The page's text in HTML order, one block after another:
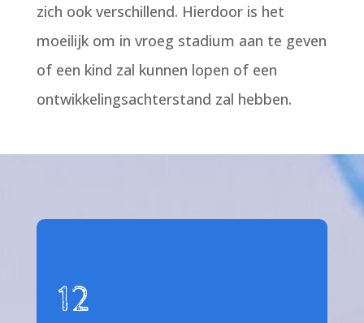
zich ook verschillend. Hierdoor is het
moeilijk om in vroeg stadium aan te geven
of een kind zal kunnen lopen of een
ontwikkelingsachterstand zal hebben.
12